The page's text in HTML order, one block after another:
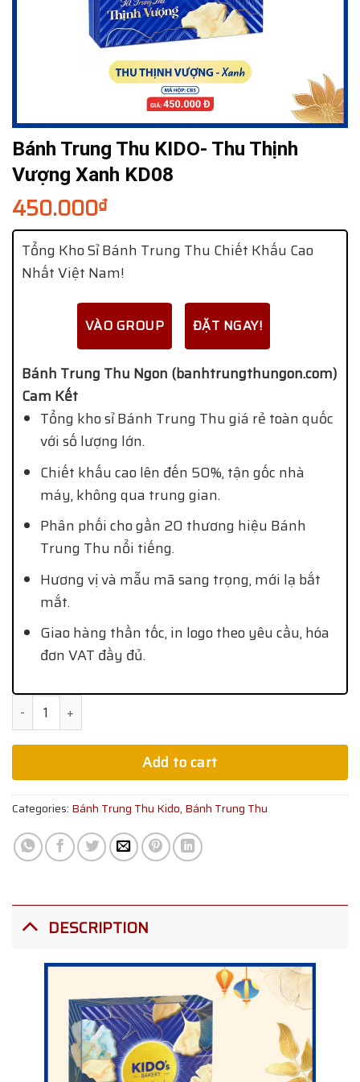
Bánh Trung Thu KIDO- Thu Thịnh
Vượng Xanh KD08
450.000₫
Tổng Kho Sỉ Bánh Trung Thu Chiết Khấu Cao
Nhất Việt Nam!
VÀO GROUP ĐẶT NGAY!
Bánh Trung Thu Ngon (banhtrungthungon.com)
Cam Kết
Tổng kho sỉ Bánh Trung Thu giá rẻ toàn quốc
với số lượng lớn.
Chiết khấu cao lên đến 50%, tận gốc nhà
máy, không qua trung gian.
Phân phối cho gần 20 thương hiệu Bánh
Trung Thu nổi tiếng.
Hương vị và mẫu mã sang trọng, mới lạ bắt
mắt.
Giao hàng thần tốc, in logo theo yêu cầu, hóa
đơn VAT đầy đủ.
Quantity
Add to cart
Categories: Bánh Trung Thu Kido, Bánh Trung Thu
DESCRIPTION